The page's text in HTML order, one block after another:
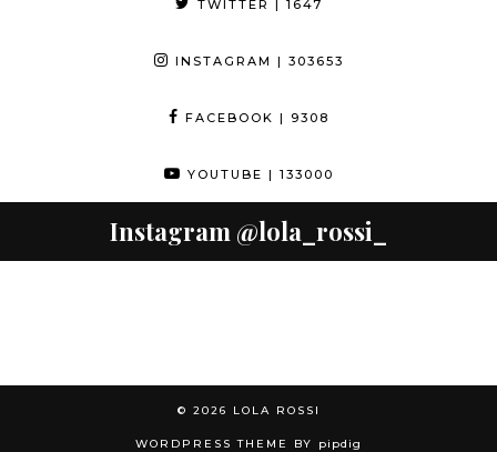
TWITTER | 1647
INSTAGRAM | 303653
FACEBOOK | 9308
YOUTUBE | 133000
Instagram @lola_rossi_
© 2026 LOLA ROSSI
WORDPRESS THEME BY pipdig